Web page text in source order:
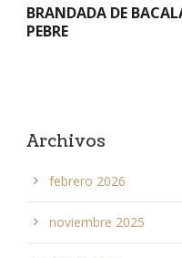
BRANDADA DE
PEBRE
Archivos
febrero 2026
noviembre 2025